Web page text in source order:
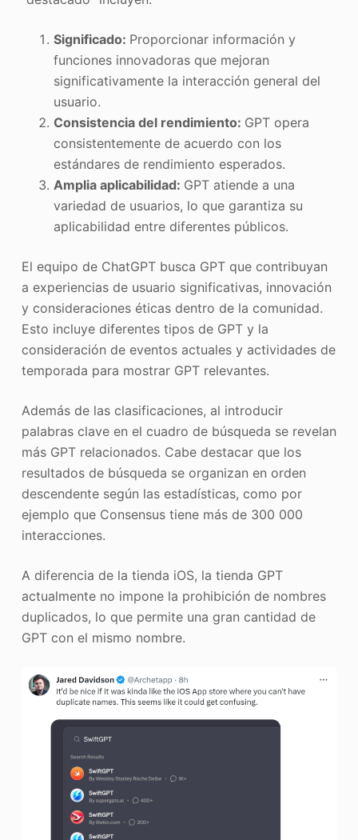
Significado: Proporcionar información y
funciones innovadoras que mejoran
significativamente la interacción general del
usuario.
Consistencia del rendimiento: GPT opera
consistentemente de acuerdo con los
estándares de rendimiento esperados.
Amplia aplicabilidad: GPT atiende a una
variedad de usuarios, lo que garantiza su
aplicabilidad entre diferentes públicos.
El equipo de ChatGPT busca GPT que contribuyan
a experiencias de usuario significativas, innovación
y consideraciones éticas dentro de la comunidad.
Esto incluye diferentes tipos de GPT y la
consideración de eventos actuales y actividades de
temporada para mostrar GPT relevantes.
Además de las clasificaciones, al introducir
palabras clave en el cuadro de búsqueda se revelan
más GPT relacionados. Cabe destacar que los
resultados de búsqueda se organizan en orden
descendente según las estadísticas, como por
ejemplo que Consensus tiene más de 300 000
interacciones.
A diferencia de la tienda iOS, la tienda GPT
actualmente no impone la prohibición de nombres
duplicados, lo que permite una gran cantidad de
GPT con el mismo nombre.